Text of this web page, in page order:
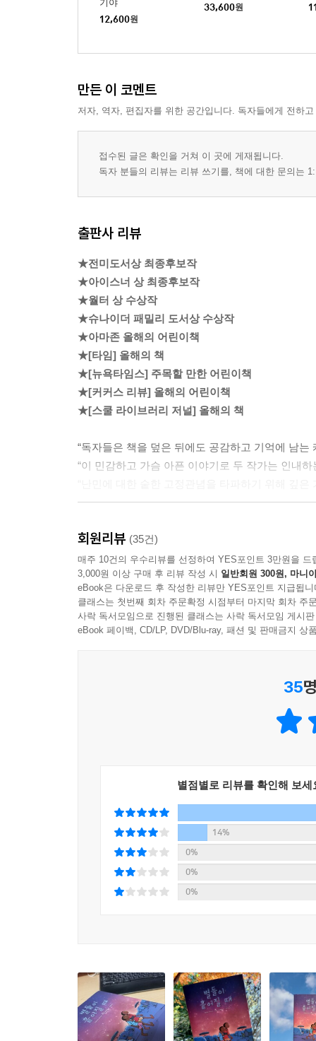
기야
12,600원
33,600원
만든 이 코멘트
저자, 역자, 편집자를 위한 공간입니다. 독자들에게 전하
접수된 글은 확인을 거쳐 이 곳에 게재됩니다.
독자 분들의 리뷰는 리뷰 쓰기를, 책에 대한 문의는
출판사 리뷰
★전미도서상 최종후보작
★아이스너 상 최종후보작
★월터 상 수상작
★슈나이더 패밀리 도서상 수상작
★아마존 올해의 어린이책
★[타임] 올해의 책
★[뉴욕타임스] 주목할 만한 어린이책
★[커커스 리뷰] 올해의 어린이책
★[스쿨 라이브러리 저널] 올해의 책
“독자들은 책을 덮은 뒤에도 공감하고 기억에 남
“이 민감하고 가슴 아픈 이야기로 두 작가는 인내
소년 오마르와 동생 하산은 소말리아 내전을 피
도망치느라 엄마와도 그만 떨어지고 말았다. 그
찾고 있다.
형제는 난민 캠프에서 부모 없이 삶의 대부분을
미국과 같은 새로운 땅에 정착할 기회에 대해 실
난민 캠프의 삶은 더없이 지루하고 절망적이며,
가족을 잃은 나이든 여성인 파투마는 형제를 부
그래픽노블 『별들이 흩어질 때』를 보며 빠르
벌어지고 있는 미처 상상할 수 없었던 일들을 생
곁의 난민을 다시금 돌아보게 할 것이다.
회원리뷰 (35건)
매주 10건의 우수리뷰를 선정하여 YES포인트 3만원을 드
3,000원 이상 구매 후 리뷰 작성 시 일반회원 300원, 마니
eBook은 다운로드 후 작성한 리뷰만 YES포인트 지급됩니
클래스는 첫번째 회차 주문확정 시점부터 마지막 회차 주
사락 독서모임으로 진행된 클래스는 사락 독서모임 게시
eBook 페이백, CD/LP, DVD/Blu-ray, 패션 및 판매금지 상
35
별점별로 리뷰를 확인해 보세
14%
0%
0%
0%